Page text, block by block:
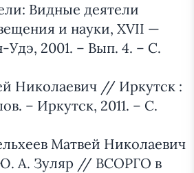
Видные деятели
и науки, XVII —
Удэ, 2001. – Вып. 4. – С.
Николаевич // Иркутск :
– Иркутск, 2011. – С.
Матвей Николаевич
А. Зуляр // ВСОРГО в